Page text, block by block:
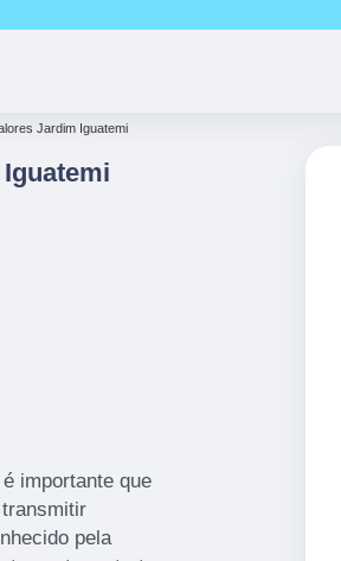
Jardim Iguatemi
importante que
pela